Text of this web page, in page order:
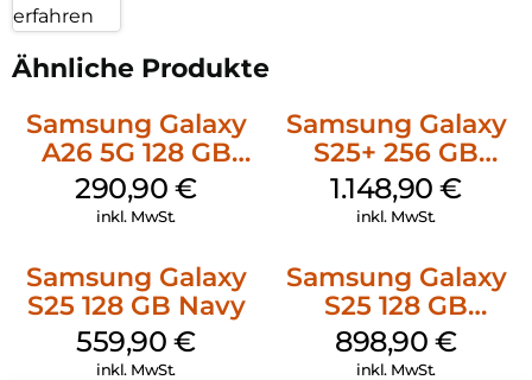
erfahren
Ähnliche Produkte
Samsung Galaxy
A26 5G 128 GB
White
290,90€
inkl. MwSt.
Samsung Galaxy
S25+ 256 GB
Icyblue
1.148,90€
inkl. MwSt.
Samsung Galaxy
S25 128 GB Navy
559,90€
inkl. MwSt.
Samsung Galaxy
S25 128 GB
Icyblue
898,90€
inkl. MwSt.